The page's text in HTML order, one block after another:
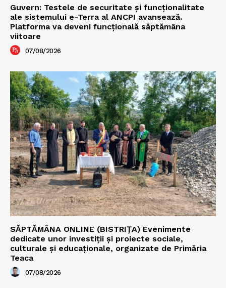
Guvern: Testele de securitate și funcționalitate
ale sistemului e-Terra al ANCPI avansează.
Platforma va deveni funcțională săptămâna
viitoare
07/08/2026
SĂPTĂMÂNA ONLINE (BISTRIȚA) Evenimente
dedicate unor investiții și proiecte sociale,
culturale și educaționale, organizate de Primăria
Teaca
07/08/2026